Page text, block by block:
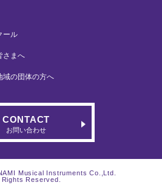
ール
さまへ
域の団体の方へ
CONTACT
お問い合わせ
Musical Instruments Co.,Ltd.
Rights Reserved.